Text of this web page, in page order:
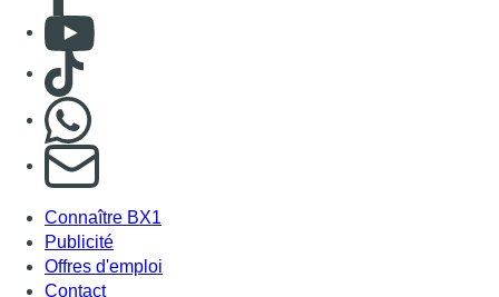
Consulter Youtube
Consulter TikTok
S'abonner à notre newsletter
Connaître BX1
Publicité
Offres d'emploi
Contact